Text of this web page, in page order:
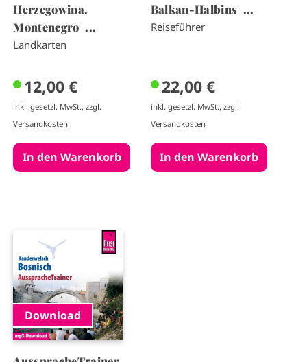
Herzegowina,
Montenegro ...
Landkarten
12,00 €
inkl. gesetzl. MwSt., zzgl.
Versandkosten
Balkan-Halbins ...
Reiseführer
22,00 €
inkl. gesetzl. MwSt., zzgl.
Versandkosten
m
a
g
e
Download